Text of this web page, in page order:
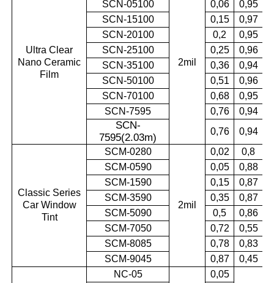
Ultra Clear
Nano Ceramic
Film
2mil
SCN-05100 0,06
0,95
SCN-15100
0,15
0,97
SCN-20100
0,2
0,95
SCN-25100
0,25
0,96
SCN-35100
0,36
0,94
SCN-50100
0,51
0,96
SCN-70100
0,68
0,95
SCN-7595
0,76 0,94
SCN-
7595(2.03m)
0,76 0,94
Classic Series
Car Window
Tint
SCM-0280
2mil
0,02 0,8
SCM-0590 0,05
0,88
SCM-1590
0,15
0,87
SCM-3590
0,35
0,87
SCM-5090
0,5
0,86
SCM-7050
0,72
0,55
SCM-8085
0,78
0,83
SCM-9045
0,87 0,45
NC-05 0,05